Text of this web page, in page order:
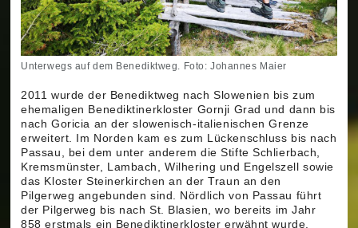
Unterwegs auf dem Benediktweg. Foto: Johannes Maier
2011 wurde der Benediktweg nach Slowenien bis zum
ehemaligen Benediktinerkloster Gornji Grad und dann bis
nach Goricia an der slowenisch-italienischen Grenze
erweitert. Im Norden kam es zum Lückenschluss bis nach
Passau, bei dem unter anderem die Stifte Schlierbach,
Kremsmünster, Lambach, Wilhering und Engelszell sowie
das Kloster Steinerkirchen an der Traun an den
Pilgerweg angebunden sind. Nördlich von Passau führt
der Pilgerweg bis nach St. Blasien, wo bereits im Jahr
858 erstmals ein Benediktinerkloster erwähnt wurde.